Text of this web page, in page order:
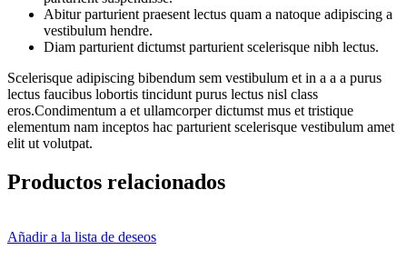
Abitur parturient praesent lectus quam a natoque adipiscing a
vestibulum hendre.
Diam parturient dictumst parturient scelerisque nibh lectus.
Scelerisque adipiscing bibendum sem vestibulum et in a a a purus
lectus faucibus lobortis tincidunt purus lectus nisl class
eros.Condimentum a et ullamcorper dictumst mus et tristique
elementum nam inceptos hac parturient scelerisque vestibulum amet
elit ut volutpat.
Productos relacionados
Añadir a la lista de deseos